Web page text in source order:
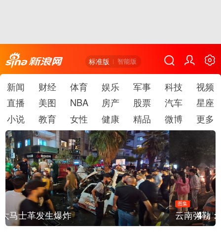
标准版 智能版
新闻 财经 体育 娱乐 军事 科技
视频
直播
美图 NBA 房产 股票 汽车
星座
小说
教育 女性 健康 精品 微博 更多
图集
云南弥勒：欢庆火把节 4/6